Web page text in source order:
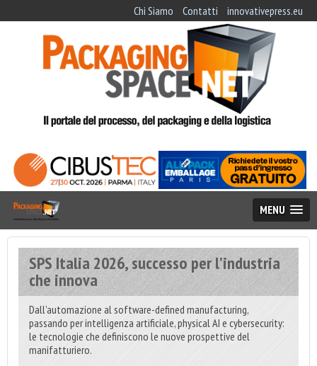
Chi Siamo Contatti innovativepress.eu
MENU
SPS Italia 2026, successo per l’industria
che innova
Dall’automazione al software-defined manufacturing,
passando per intelligenza artificiale, physical AI e cybersecurity:
le tecnologie che definiscono le nuove prospettive del
manifatturiero.